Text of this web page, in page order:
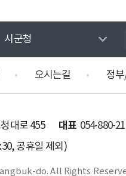
시군청
오시는길 정
대로 455 대표 054-880-
공휴일 제외)
do. All Rights